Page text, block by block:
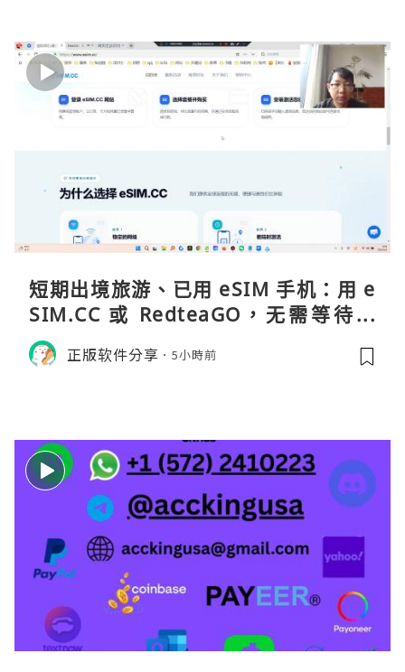
短期出境旅游、已用 eSIM 手机：用 e
SIM.CC 或 RedteaGO，无需等待收
货。需要“当地号码 + 通话短信”（如
打车、外卖、客户联络）：优先 Redt
正版软件分享 5小時前